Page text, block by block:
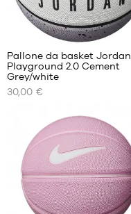
I
NOSTRI
FORMATI
dimensione
dimensione
6
dimensione
5
Pallone da basket Jordan
Playground 2.0 Cement
Grey/white
30,00 €